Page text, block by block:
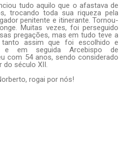
tudo aquilo que o afastava de
trocando toda sua riqueza pela
penitente e itinerante. Tornou-
Muitas vezes, foi perseguido
pregações, mas em tudo teve a
tanto assim que foi escolhido e
e em seguida Arcebispo de
com 54 anos, sendo considerado
do século XII.
rogai por nós!